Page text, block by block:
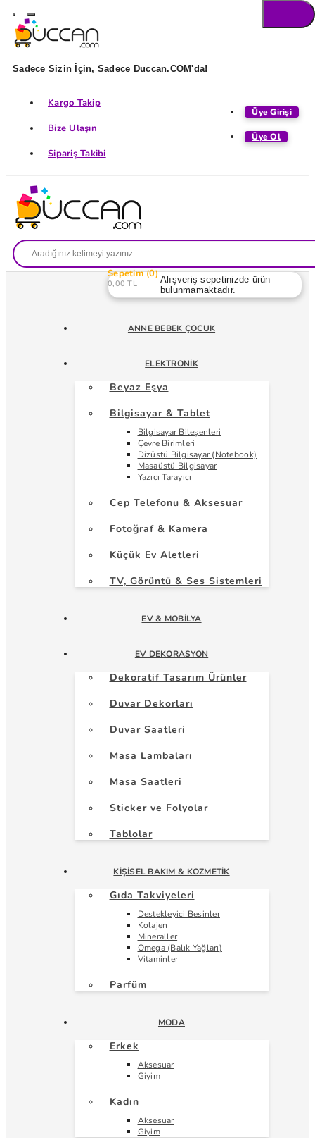
Sadece Sizin İçin, Sadece Duccan.COM'da!
Üye Girişi
Üye Ol
Kargo Takip
Bize Ulaşın
Sipariş Takibi
Sepetim 0
0,00 TL
Alışveriş sepetinizde ürün
bulunmamaktadır.
ANNE BEBEK ÇOCUK
ELEKTRONIK
Beyaz Eşya
Bilgisayar & Tablet
Bilgisayar Bileşenleri
Çevre Birimleri
Dizüstü Bilgisayar (Notebook)
Masaüstü Bilgisayar
Yazıcı Tarayıcı
Cep Telefonu & Aksesuar
Fotoğraf & Kamera
Küçük Ev Aletleri
TV, Görüntü & Ses Sistemleri
EV & MOBILYA
EV DEKORASYON
Dekoratif Tasarım Ürünler
Duvar Dekorları
Duvar Saatleri
Masa Lambaları
Masa Saatleri
Sticker ve Folyolar
Tablolar
KIŞISEL BAKIM & KOZMETIK
Gıda Takviyeleri
Destekleyici Besinler
Kolajen
Mineraller
Omega (Balık Yağları)
Vitaminler
Parfüm
MODA
Erkek
Aksesuar
Giyim
Kadın
Aksesuar
Giyim